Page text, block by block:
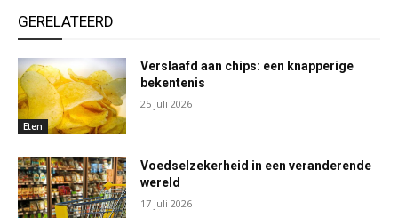
GERELATEERD
Eten
Verslaafd aan chips: een knapperige
bekentenis
25 juli 2026
Voedselzekerheid in een veranderende
wereld
17 juli 2026